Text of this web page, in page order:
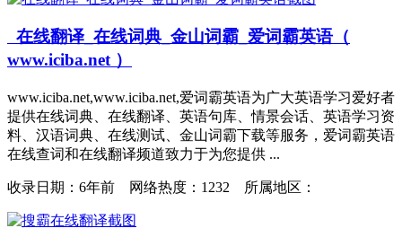
在线翻译_在线词典_金山词霸_爱词霸英语（
www.iciba.net ）
www.iciba.net,www.iciba.net,爱词霸英语为广大英语学习爱好者
提供在线词典、在线翻译、英语句库、情景会话、英语学习资
料、汉语词典、在线测试、金山词霸下载等服务，爱词霸英语
在线查词和在线翻译频道致力于为您提供 ...
收录日期： 6年前 网络热度：1232 所属地区：